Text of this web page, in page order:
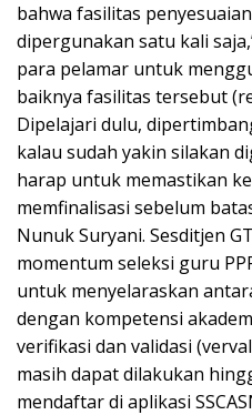
bahwa fasilitas
dipergunakan satu kali
para pelamar untuk
baiknya fasilitas tersebut
Dipelajari dulu,
kalau sudah yakin silakan
harap untuk memastikan
memfinalisasi sebelum
Nunuk Suryani. Sesditjen
momentum seleksi guru
untuk menyelaraskan
dengan kompetensi
verifikasi dan validasi
masih dapat dilakukan
mendaftar di aplikasi